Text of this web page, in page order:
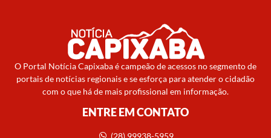
O Portal Notícia Capixaba é campeão de acessos no segmento de
portais de notícias regionais e se esforça para atender o cidadão
com o que há de mais profissional em informação.
ENTRE EM CONTATO
(28) 99938-5959